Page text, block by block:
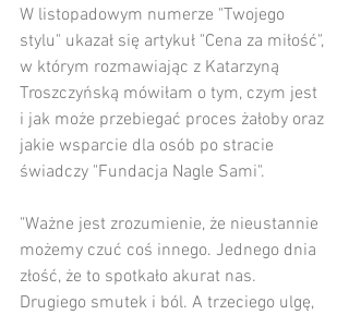
W listopadowym numerze "Twojego
stylu" ukazał się artykuł "Cena za miłość",
w którym rozmawiając z Katarzyną
Troszczyńską mówiłam o tym, czym jest
i jak może przebiegać proces żałoby oraz
jakie wsparcie dla osób po stracie
świadczy "Fundacja Nagle Sami".
"Ważne jest zrozumienie, że nieustannie
możemy czuć coś innego. Jednego dnia
złość, że to spotkało akurat nas.
Drugiego smutek i ból. A trzeciego ulgę,